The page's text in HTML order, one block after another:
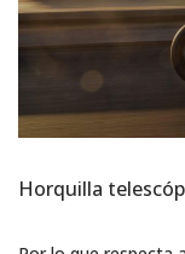
Horquilla